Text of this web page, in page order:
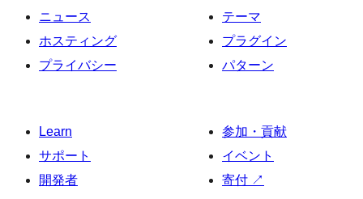
ニュース
ホスティング
プライバシー
テーマ
プラグイン
パターン
Learn
サポート
開発者
参加・貢献
イベント
寄付 ↗